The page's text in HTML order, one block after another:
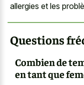
allergies et les
Questions
Combien de
en tant que